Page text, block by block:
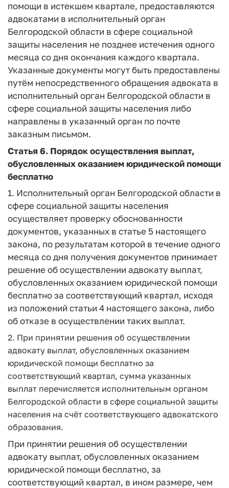
помощи в истекшем квартале, предоставляются
адвокатами в исполнительный орган
Белгородской области в сфере социальной
защиты населения не позднее истечения одного
месяца со дня окончания каждого квартала.
Указанные документы могут быть предоставлены
путём непосредственного обращения адвоката в
исполнительный орган Белгородской области в
сфере социальной защиты населения либо
направлены в указанный орган по почте
заказным письмом.
Статья 6. Порядок осуществления выплат,
обусловленных оказанием юридической помощи
бесплатно
1. Исполнительный орган Белгородской области в
сфере социальной защиты населения
осуществляет проверку обоснованности
документов, указанных в статье 5 настоящего
закона, по результатам которой в течение одного
месяца со дня получения документов принимает
решение об осуществлении адвокату выплат,
обусловленных оказанием юридической помощи
бесплатно за соответствующий квартал, исходя
из положений статьи 4 настоящего закона, либо
об отказе в осуществлении таких выплат.
2. При принятии решения об осуществлении
адвокату выплат, обусловленных оказанием
юридической помощи бесплатно за
соответствующий квартал, сумма указанных
выплат перечисляется исполнительным органом
Белгородской области в сфере социальной защиты
населения на счёт соответствующего адвокатского
образования.
При принятии решения об осуществлении
адвокату выплат, обусловленных оказанием
юридической помощи бесплатно, за
соответствующий квартал, в ином размере, чем